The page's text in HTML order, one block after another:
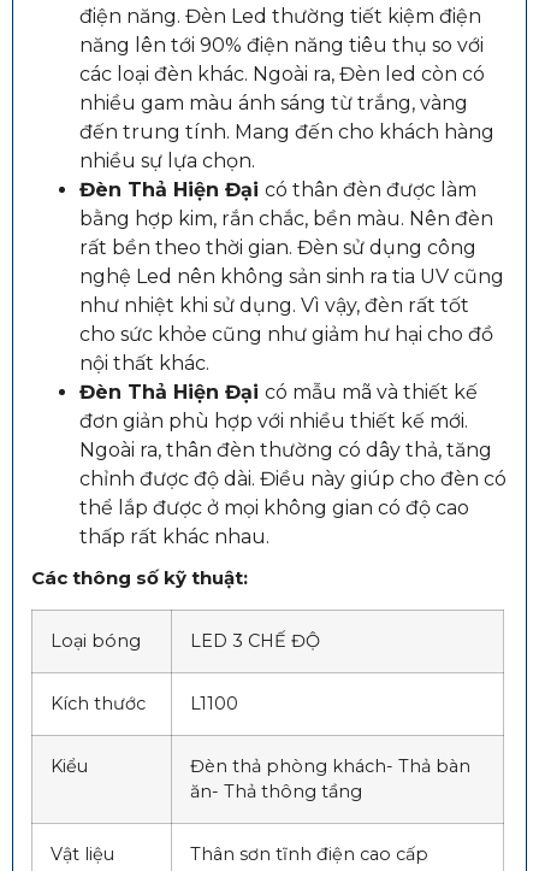
điện năng. Đèn Led thường tiết kiệm điện
năng lên tới 90% điện năng tiêu thụ so với
các loại đèn khác. Ngoài ra, Đèn led còn có
nhiều gam màu ánh sáng từ trắng, vàng
đến trung tính. Mang đến cho khách hàng
nhiều sự lựa chọn.
Đèn Thả Hiện Đại có thân đèn được làm
bằng hợp kim, rắn chắc, bền màu. Nên đèn
rất bền theo thời gian. Đèn sử dụng công
nghệ Led nên không sản sinh ra tia UV cũng
như nhiệt khi sử dụng. Vì vậy, đèn rất tốt
cho sức khỏe cũng như giảm hư hại cho đồ
nội thất khác.
Đèn Thả Hiện Đại có mẫu mã và thiết kế
đơn giản phù hợp với nhiều thiết kế mới.
Ngoài ra, thân đèn thường có dây thả, tăng
chỉnh được độ dài. Điều này giúp cho đèn có
thể lắp được ở mọi không gian có độ cao
thấp rất khác nhau.
Các thông số kỹ thuật:
Loại bóng LED 3 CHẾ ĐỘ
Kích thước L1100
Kiểu
Đèn thả phòng khách- Thả bàn
ăn- Thả thông tầng
Vật liệu Thân sơn tĩnh điện cao cấp